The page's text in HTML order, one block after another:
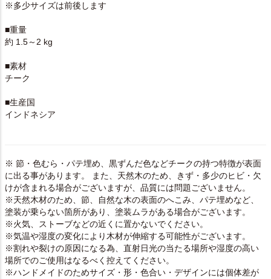
※多少サイズは前後します
■重量
約 1.5～2 kg
■素材
チーク
■生産国
インドネシア
※ 節・色むら・パテ埋め、黒ずんだ色などチークの持つ特徴が表面
に出る事があります。 また、天然木のため、きず・多少のヒビ・欠
けが含まれる場合がございますが、品質には問題ございません。
※天然木材のため、節、自然な木の表面のへこみ、パテ埋めなど、
塗装が乗らない箇所があり、塗装ムラがある場合がございます。
※火気、ストーブなどの近くに置かないでください。
※気温や湿度の変化により木材が伸縮する可能性がございます。
※割れや裂けの原因になる為、直射日光の当たる場所や湿度の高い
場所でのご使用はなるべく控えてください。
※ハンドメイドのためサイズ・形・色合い・デザインには個体差が